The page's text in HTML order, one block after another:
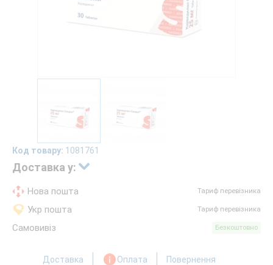
Код товару: 1081761
Доставка у:
Нова пошта Тариф перевізника
Укр пошта Тариф перевізника
Самовивіз Безкоштовно
Доставка Оплата Повернення